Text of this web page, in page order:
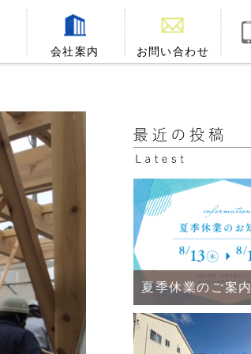
会社案内 お問い合わせ
夏季休業のご案内